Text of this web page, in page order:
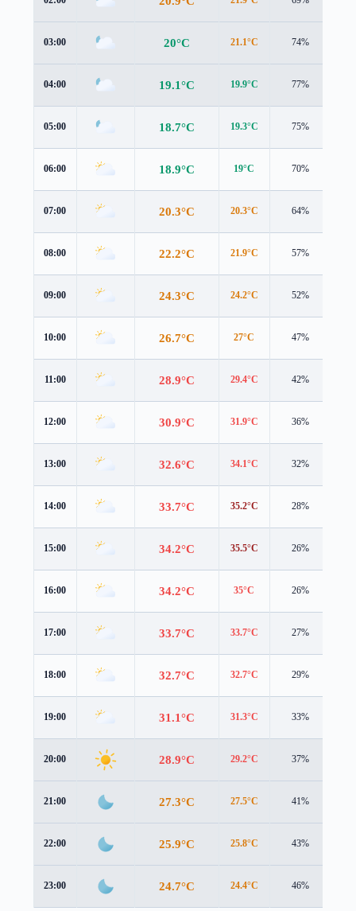
03:00 20°C 21.1°C 74%
04:00 19.1°C 19.9°C 77%
05:00 18.7°C 19.3°C 75%
06:00 18.9°C 19°C 70%
07:00 20.3°C 20.3°C 64%
08:00 22.2°C 21.9°C 57%
09:00 24.3°C 24.2°C 52%
10:00 26.7°C 27°C 47%
11:00 28.9°C 29.4°C 42%
12:00 30.9°C 31.9°C 36%
13:00 32.6°C 34.1°C 32%
14:00 33.7°C 35.2°C 28%
15:00 34.2°C 35.5°C 26%
16:00 34.2°C 35°C 26%
17:00 33.7°C 33.7°C 27%
18:00 32.7°C 32.7°C 29%
19:00 31.1°C 31.3°C 33%
20:00 28.9°C 29.2°C 37%
21:00 27.3°C 27.5°C 41%
22:00 25.9°C 25.8°C 43%
23:00 24.7°C 24.4°C 46%